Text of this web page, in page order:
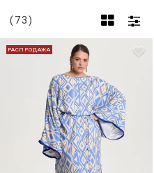
(73)
РАСПРОДАЖА